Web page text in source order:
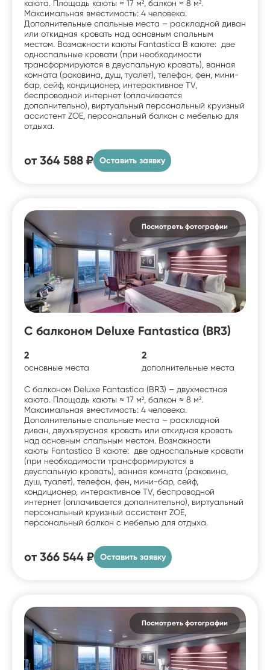
каюта. Площадь каюты ≈ 17 м², балкон ≈ 8 м².
Максимальная вместимость: 4 человека.
Дополнительные спальные места – раскладной диван
или откидная кровать над основным спальным
местом. Возможности каюты Fantastica В каюте: две
односпальные кровати (при необходимости
трансформируются в двуспальную кровать), ванная
комната (раковина, душ, туалет), телефон, фен, мини-
бар, сейф, кондиционер, интерактивное TV,
беспроводной интернет (оплачивается
дополнительно), виртуальный персональный круизный
ассистент ZOE, персональный балкон с мебелью для
отдыха.
от 364 588 ₽ Оставить заявку
Посмотреть фотографии
С балконом Deluxe Fantastica (BR3)
2
основные места
2
дополнительные места
С балконом Deluxe Fantastica (BR3) – двухместная
каюта. Площадь каюты ≈ 17 м², балкон ≈ 8 м².
Максимальная вместимость: 4 человека.
Дополнительные спальные места – раскладной
диван, двухъярусная кровать или откидная кровать
над основным спальным местом. Возможности
каюты Fantastica В каюте: две односпальные кровати
(при необходимости трансформируются в
двуспальную кровать), ванная комната (раковина,
душ, туалет), телефон, фен, мини-бар, сейф,
кондиционер, интерактивное TV, беспроводной
интернет (оплачивается дополнительно), виртуальный
персональный круизный ассистент ZOE,
персональный балкон с мебелью для отдыха.
от 366 544 ₽ Оставить заявку
Посмотреть фотографии